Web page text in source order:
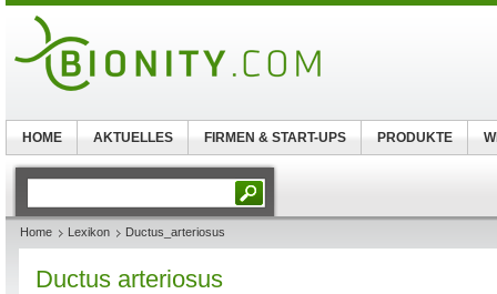
Home Lexikon Ductus_arteriosus
Ductus arteriosus
HOME AKTUELLES FIRMEN & START-UPS PRODUKTE